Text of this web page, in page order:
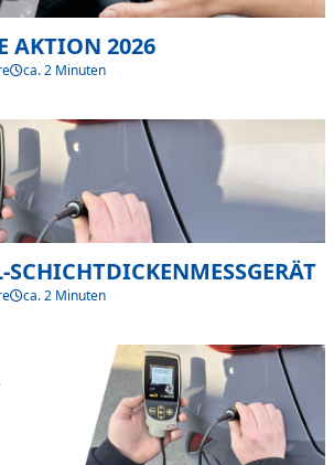
AKTION 2026
ca. 2 Minuten
SCHICHTDICKENMESSGERÄT
ca. 2 Minuten